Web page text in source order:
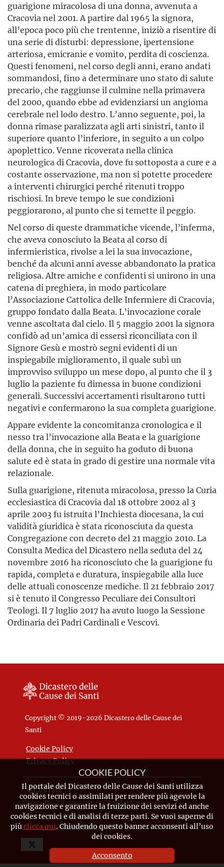
guarigione miracolosa di una donna, avvenuta a
Cracovia nel 2001. A partire dal 1965 la signora,
all’epoca poco più che trentenne, iniziò a risentire di
una serie di disturbi: depressione, ipertensione
arteriosa, emicranie e vomito, perdita di coscienza.
Questi fenomeni, nel corso degli anni, erano andati
sommandosi, fino a determinare uno stato di salute
precario, che raggiunse il culmine nella primavera
del 2000, quando ebbe ad evidenziarsi un angioma
cerebrale nel lodo destro. L’anno seguente, poi, la
donna rimase paralizzata agli arti sinistri, tanto il
superiore quanto l’inferiore, in seguito a un colpo
apoplettico. Venne ricoverata nella clinica
neurologica di Cracovia, dove fu sottoposta a cure e a
costante osservazione, ma non si potette procedere
a interventi chirurgici perché ritenuti troppo
rischiosi. In breve tempo le sue condizioni
peggiorarono, al punto che si temette il peggio.
Nel corso di queste drammatiche vicende, l’inferma,
che aveva conosciuto la Beata al corso di
infermieristica, rivolse a lei la sua invocazione,
benché da alcuni anni avesse abbandonato la pratica
religiosa. Altre amiche e confidenti si unirono in una
catena di preghiera, in modo particolare
l’Associazione Cattolica delle Infermiere di Cracovia,
gruppo fondato dalla Beata. L’invocazione corale
venne ascoltata dal cielo. Il 5 maggio 2001 la signora
confidò ad un’amica di essersi riconciliata con il
Signore Gesù e mostrò segni evidenti di un
inspiegabile miglioramento, il quale subì un
improvviso sviluppo un mese dopo, al punto che il 3
luglio la paziente fu dimessa in buone condizioni
generali. Successivi accertamenti risultarono tutti
negativi e confermarono la sua completa guarigione.
Appare evidente la concomitanza cronologica e il
nesso tra l’invocazione alla Beata e la guarigione
della donna, che in seguito ha goduto di buona
salute ed è stata in grado di gestire una normale vita
relazionale.
Sulla guarigione, ritenuta miracolosa, presso la Curia
ecclesiastica di Cracovia dal 18 ottobre 2002 al 3
aprile 2003 fu istruita l’Inchiesta diocesana, la cui
validità giuridica è stata riconosciuta da questa
Congregazione con decreto del 21 maggio 2010. La
Consulta Medica del Dicastero nella seduta del 24
novembre 2016 ha riconosciuto che la guarigione fu
rapida, completa e duratura, inspiegabile alla luce
delle attuali conoscenze mediche. Il 21 febbraio 2017
si è tenuto il Congresso Peculiare dei Consultori
Teologi. Il 7 luglio 2017 ha avuto luogo la Sessione
Ordinaria dei Padri Cardinali e Vescovi.
Copyright © 2019-2026 Dicastero delle Cause dei
Santi
Cookie Policy
Privacy Policy
CONTATTI
Piazza Pio XII, 10 - 00120 Città del Vaticano
Tel. +39.06.698.842.44
Emailinfo@causesanti.va
COOKIE POLICY
Il portale del Dicastero delle Cause dei Santi utilizza
cookies tecnici o assimilati per rendere più agevole la
navigazione e garantire la fruizione dei servizi ed anche
cookies tecnici e di analisi di terze parti. Se vuoi saperne di
piùclicca qui. Chiudendo questo banner acconsenti all’uso
dei cookies.
Acconsento